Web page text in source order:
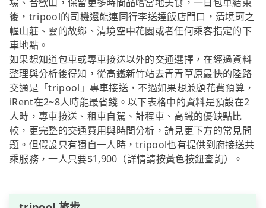
場、合歡山，保留更多時間品嚐當地美食，一日包車結束
後，tripool的司機還能連同行李送達飯店門口，清境珂之
幄山莊、雲的故鄉、清境空中花園或者任何乘客指定的下
車地點。
如果想知道包車或專車接送以外的交通選擇，在經過資料
整理與分析後得知，從高鐵新竹站去青青草原最快的陸路
交通是「tripool」專車接送，不過如果想兼顧花費預算，
iRent在2~8人時能最省錢。以下表格中的資料是預設在2
人時，專車接送、租車自駕、計程車、高鐵的優缺點比
較，更完整的交通費用與時間分析，請見更下方的常見問
題。但假設只有獨自一人時，tripool也有提供到府接送共
乘服務，一人只要$1,900（詳情請按黃色按鈕查詢）。